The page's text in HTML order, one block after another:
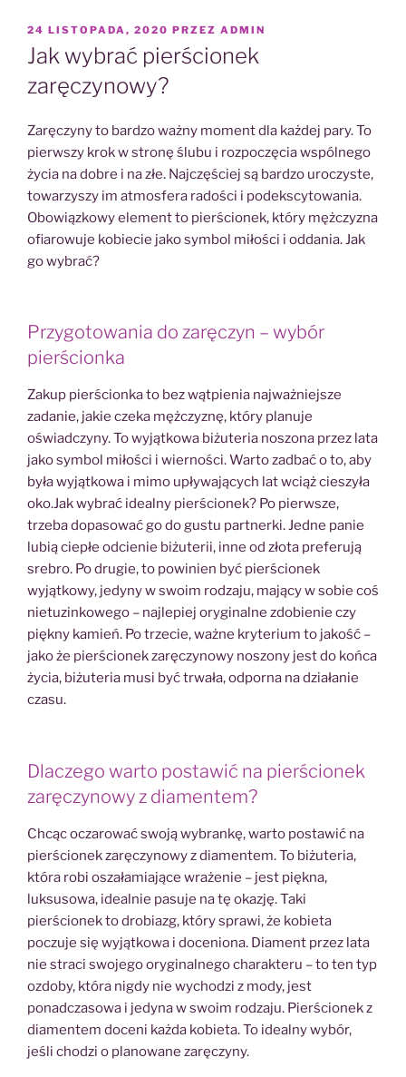
OPUBLIKOWANE
W
24 LISTOPADA, 2020 PRZEZ ADMIN
Jak wybrać pierścionek
zaręczynowy?
Zaręczyny to bardzo ważny moment dla każdej pary. To
pierwszy krok w stronę ślubu i rozpoczęcia wspólnego
życia na dobre i na złe. Najczęściej są bardzo uroczyste,
towarzyszy im atmosfera radości i podekscytowania.
Obowiązkowy element to pierścionek, który mężczyzna
ofiarowuje kobiecie jako symbol miłości i oddania. Jak
go wybrać?
Przygotowania do zaręczyn – wybór
pierścionka
Zakup pierścionka to bez wątpienia najważniejsze
zadanie, jakie czeka mężczyznę, który planuje
oświadczyny. To wyjątkowa biżuteria noszona przez lata
jako symbol miłości i wierności. Warto zadbać o to, aby
była wyjątkowa i mimo upływających lat wciąż cieszyła
oko.Jak wybrać idealny pierścionek? Po pierwsze,
trzeba dopasować go do gustu partnerki. Jedne panie
lubią ciepłe odcienie biżuterii, inne od złota preferują
srebro. Po drugie, to powinien być pierścionek
wyjątkowy, jedyny w swoim rodzaju, mający w sobie coś
nietuzinkowego – najlepiej oryginalne zdobienie czy
piękny kamień. Po trzecie, ważne kryterium to jakość –
jako że pierścionek zaręczynowy noszony jest do końca
życia, biżuteria musi być trwała, odporna na działanie
czasu.
Dlaczego warto postawić na pierścionek
zaręczynowy z diamentem?
Chcąc oczarować swoją wybrankę, warto postawić na
pierścionek zaręczynowy z diamentem. To biżuteria,
która robi oszałamiające wrażenie – jest piękna,
luksusowa, idealnie pasuje na tę okazję. Taki
pierścionek to drobiazg, który sprawi, że kobieta
poczuje się wyjątkowa i doceniona. Diament przez lata
nie straci swojego oryginalnego charakteru – to ten typ
ozdoby, która nigdy nie wychodzi z mody, jest
ponadczasowa i jedyna w swoim rodzaju. Pierścionek z
diamentem doceni każda kobieta. To idealny wybór,
jeśli chodzi o planowane zaręczyny.